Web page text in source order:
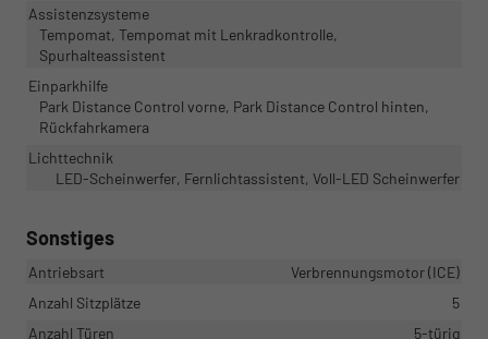
Assistenzsysteme
Tempomat, Tempomat mit Lenkradkontrolle,
Spurhalteassistent
Einparkhilfe
Park Distance Control vorne, Park Distance Control hinten,
Rückfahrkamera
Lichttechnik
LED-Scheinwerfer, Fernlichtassistent, Voll-LED Scheinwerfer
Sonstiges
Antriebsart
Verbrennungsmotor (ICE)
Anzahl Sitzplätze
5
Anzahl Türen
5-türig